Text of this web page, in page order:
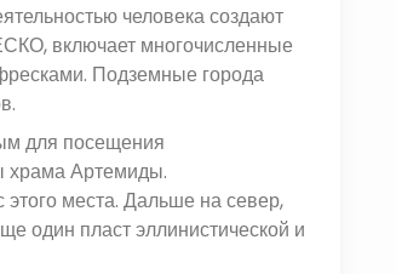
человека создают
включает многочисленные
Подземные города
для посещения
храма Артемиды.
места. Дальше на север,
один пласт эллинистической и